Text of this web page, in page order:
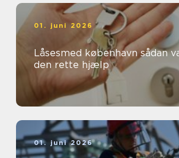
01. juni 2026
Låsesmed københavn sådan vælger du
den rette hjælp
01. juni 2026